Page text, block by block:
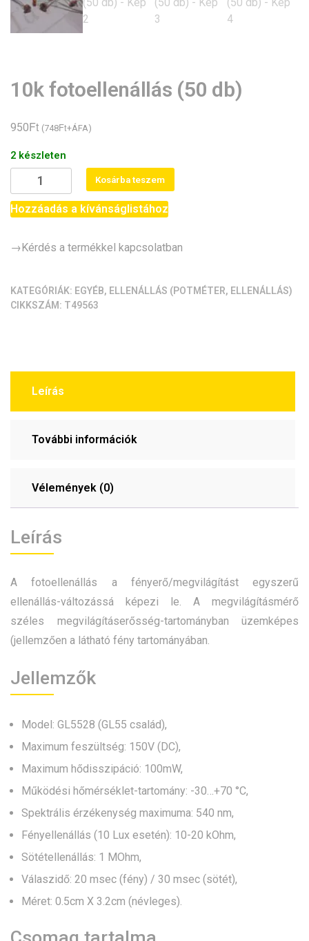
10k fotoellenállás (50 db)
950Ft (748Ft+ÁFA)
2 készleten
fotoellenállás
(50
mennyiség
Kosárba teszem
Hozzáadás a kívánságlistához
→Kérdés a termékkel kapcsolatban
KATEGÓRIÁK: EGYÉB, ELLENÁLLÁS (POTMÉTER, ELLENÁLLÁS)
CIKKSZÁM: T49563
Leírás
További információk
Vélemények (0)
Leírás
A fotoellenállás a fényerő/megvilágítást egyszerű
ellenállás-változássá képezi le. A megvilágításmérő
széles megvilágításerősség-tartományban üzemképes
(jellemzően a látható fény tartományában.
Jellemzők
Model: GL5528 (GL55 család),
Maximum feszültség: 150V (DC),
Maximum hődisszipáció: 100mW,
Működési hőmérséklet-tartomány: -30…+70 °C,
Spektrális érzékenység maximuma: 540 nm,
Fényellenállás (10 Lux esetén): 10-20 kOhm,
Sötétellenállás: 1 MOhm,
Válaszidő: 20 msec (fény) / 30 msec (sötét),
Méret: 0.5cm X 3.2cm (névleges).